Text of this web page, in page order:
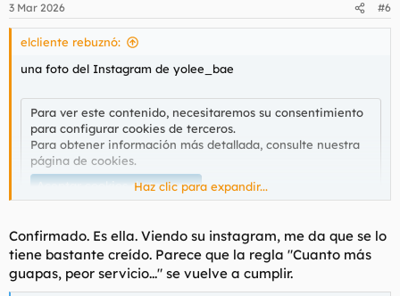
e
s
3 Mar 2026 #6
elcliente rebuznó:
una foto del Instagram de yolee_bae
Para ver este contenido, necesitaremos su consentimiento
para configurar cookies de terceros.
Para obtener información más detallada, consulte nuestra
página de cookies.
Aceptar cookies de tercerosHaz clic para expandir...
Confirmado. Es ella. Viendo su instagram, me da que se lo
tiene bastante creído. Parece que la regla "Cuanto más
guapas, peor servicio..." se vuelve a cumplir.